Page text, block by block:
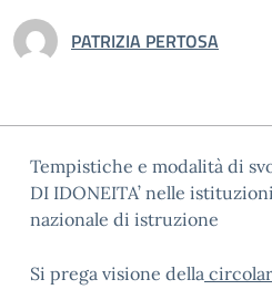
PATRIZIA PERTOSA
Tempistiche e modalità di
DI IDONEITA’ nelle
nazionale di istruzione
Si prega visione della